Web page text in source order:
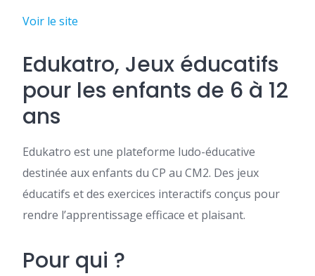
Voir le site
Edukatro, Jeux éducatifs
pour les enfants de 6 à 12
ans
Edukatro est une plateforme ludo-éducative
destinée aux enfants du CP au CM2. Des jeux
éducatifs et des exercices interactifs conçus pour
rendre l’apprentissage efficace et plaisant.
Pour qui ?